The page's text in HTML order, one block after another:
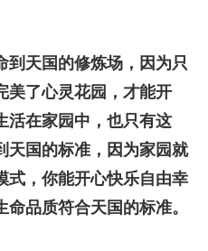
天国的修炼场，因为只
美了心灵花园，才能开
活在家园中，也只有这
天国的标准，因为家园就
式，你能开心快乐自由幸
品质符合天国的标准。